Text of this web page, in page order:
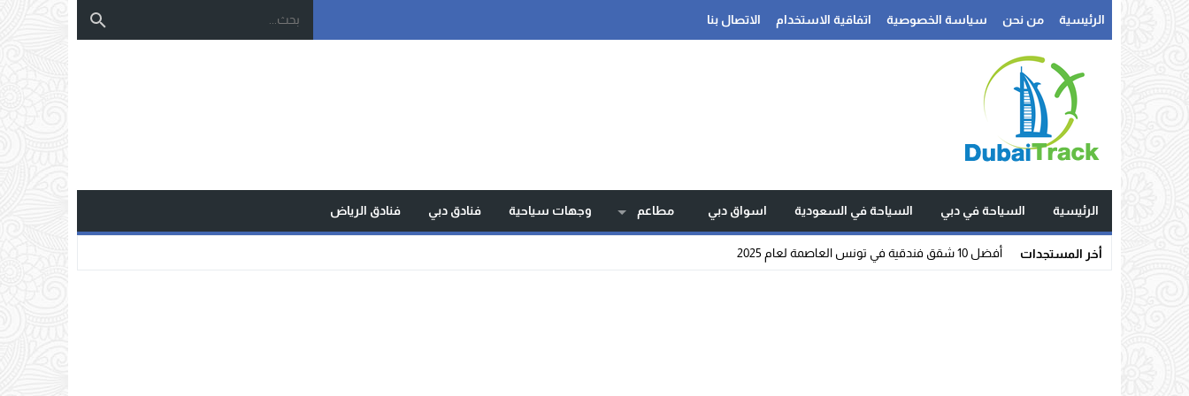
الرئيسية من نحن سياسة الخصوصية اتفاقية الاستخدام الاتصال بنا
الرئيسية السياحة في دبي السياحة في السعودية اسواق دبي مطاعم وجهات سياحية فنادق دبي فنادق الرياض
أخر المستجدات شقق _